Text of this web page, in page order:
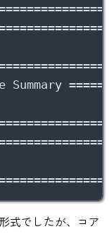
Summary
式でしたが、コア